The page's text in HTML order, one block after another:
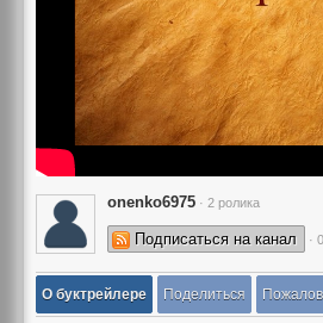
onenko6975 · 2 ролика
Подписаться на канал ·
О буктрейлере Поделиться